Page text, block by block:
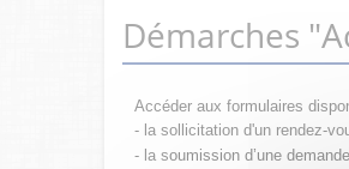
Démarches
Accéder aux formulaires
- la sollicitation d'un rendez-
- la soumission d’une